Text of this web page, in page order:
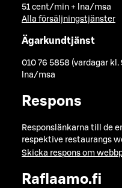
51 cent/min + lna/msa
Alla försäljningstjänster
Ägarkundtjänst
010 76 5858 (vardagar kl.
lna/msa
Respons
Responslänkarna till de
respektive restaurangs
Skicka respons om
Raflaamo.fi